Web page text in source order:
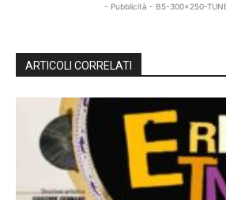
- Pubblicità - B5-300x250-
ARTICOLI CORRELATI